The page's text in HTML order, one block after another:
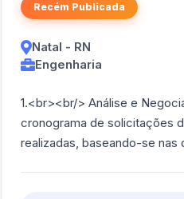
Recém Publicada
Natal - RN
Engenharia
1.<br><br/> Análise e Negociação: -
cronograma de solicitações
realizadas, baseando-se nas